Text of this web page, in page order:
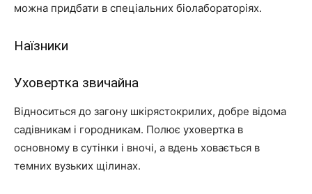
можна придбати в спеціальних біолабораторіях.
Наїзники
Уховертка звичайна
Відноситься до загону шкірястокрилих, добре відома
садівникам і городникам. Полює уховертка в
основному в сутінки і вночі, а вдень ховається в
темних вузьких щілинах.